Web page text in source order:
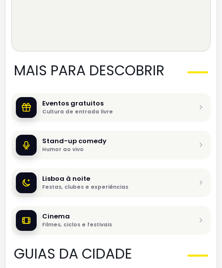
MAIS PARA DESCOBRIR
Eventos gratuitos
Cultura de entrada livre
Stand-up comedy
Humor ao vivo
Lisboa à noite
Festas, clubes e experiências
Cinema
Filmes, ciclos e festivais
GUIAS DA CIDADE